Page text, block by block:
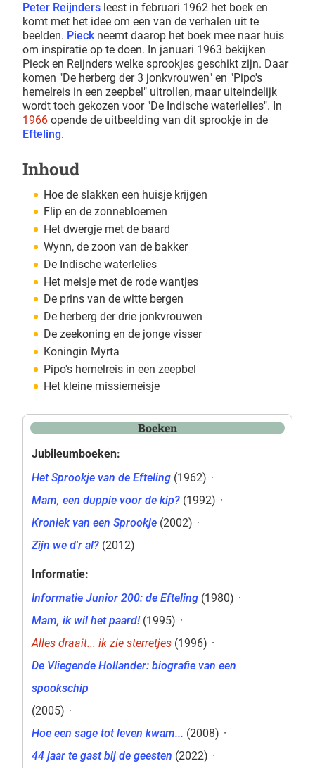
Peter Reijnders leest in februari 1962 het boek en
komt met het idee om een van de verhalen uit te
beelden. Pieckneemt daarop het boek mee naar huis
om inspiratie op te doen. In januari 1963 bekijken
Pieck en Reijnders welke sprookjes geschikt zijn. Daar
komen "De herberg der 3 jonkvrouwen" en "Pipo's
hemelreis in een zeepbel" uitrollen, maar uiteindelijk
wordt toch gekozen voor "De Indische waterlelies". In
1966 opende de uitbeelding van dit sprookje in de
Efteling.
Inhoud
Hoe de slakken een huisje krijgen
Flip en de zonnebloemen
Het dwergje met de baard
Wynn, de zoon van de bakker
De Indische waterlelies
Het meisje met de rode wantjes
De prins van de witte bergen
De herberg der drie jonkvrouwen
De zeekoning en de jonge visser
Koningin Myrta
Pipo's hemelreis in een zeepbel
Het kleine missiemeisje
Boeken
Jubileumboeken:
Het Sprookje van de Efteling (1962) ·
Mam, een duppie voor de kip? (1992) ·
Kroniek van een Sprookje (2002) ·
Zijn we d'r al? (2012)
Informatie:
Informatie Junior 200: de Efteling (1980) ·
Mam, ik wil het paard!(1995) ·
Alles draait... ik zie sterretjes (1996) ·
De Vliegende Hollander: biografie van een
spookschip
(2005) ·
Hoe een sage tot leven kwam... (2008) ·
44 jaar te gast bij de geesten (2022) ·